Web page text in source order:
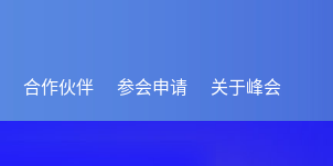
合作伙伴 参会申请 关于峰会